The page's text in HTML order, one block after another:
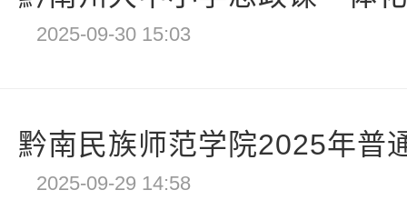
2025-09-30 15:03
黔南民族师范学院2025年普
2025-09-29 14:58